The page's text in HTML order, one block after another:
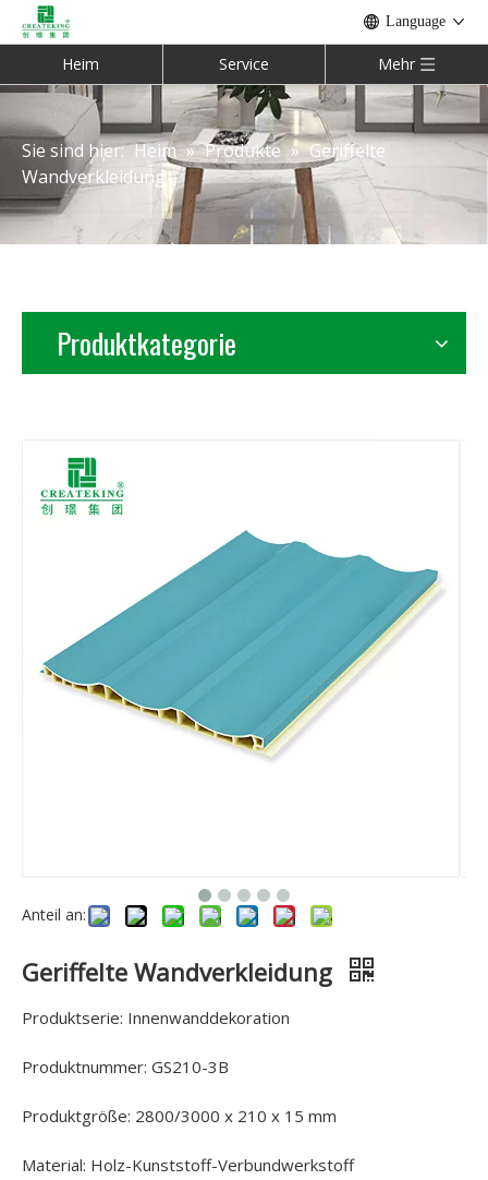
Language
Heim Service Mehr
Sie sind hier: Heim » Produkte » Geriffelte
Wandverkleidung
Produktkategorie
Anteil an:
Geriffelte Wandverkleidung
Produktserie: Innenwanddekoration
Produktnummer: GS210-3B
Produktgröße: 2800/3000 x 210 x 15 mm
Material: Holz-Kunststoff-Verbundwerkstoff